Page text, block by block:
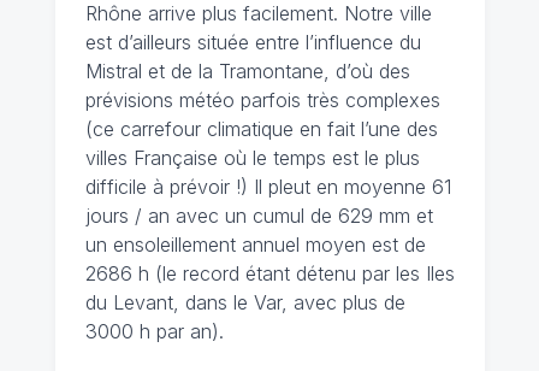
Rhône arrive plus facilement. Notre ville
est d’ailleurs située entre l’influence du
Mistral et de la Tramontane, d’où des
prévisions météo parfois très complexes
(ce carrefour climatique en fait l’une des
villes Française où le temps est le plus
difficile à prévoir !) Il pleut en moyenne 61
jours / an avec un cumul de 629 mm et
un ensoleillement annuel moyen est de
2686 h (le record étant détenu par les Iles
du Levant, dans le Var, avec plus de
3000 h par an).